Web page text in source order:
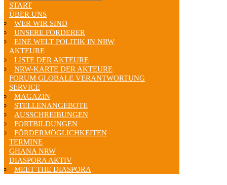
START
ÜBER UNS
WER WIR SIND
UNSERE FÖRDERER
EINE WELT POLITIK IN NRW
AKTEURE
LISTE DER AKTEURE
NRW-KARTE DER AKTEURE
FORUM GLOBALE VERANTWORTUNG
SERVICE
MAGAZIN
STELLENANGEBOTE
AUSSCHREIBUNGEN
FORTBILDUNGEN
FÖRDERMÖGLICHKEITEN
TERMINE
GHANA NRW
DIASPORA AKTIV
MEET THE DIASPORA